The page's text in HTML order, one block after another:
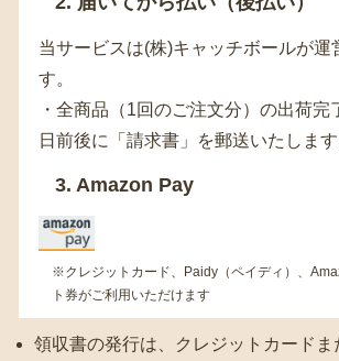
当サービスは(株)キャッチボールが運
す。
・全商品（1回のご注文分）の出荷完
日前後に「請求書」を郵送いたします
3. Amazon Pay
※クレジットカード、Paidy（ペイディ）、
ト券がご利用いただけます
領収書の発行は、クレジットカードま